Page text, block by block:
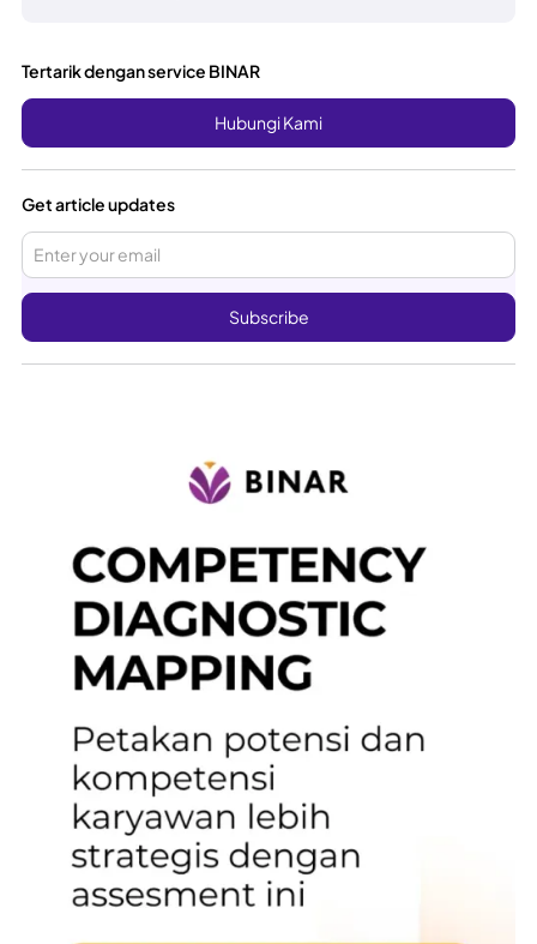
Tertarik dengan service BINAR
Hubungi Kami
Get article updates